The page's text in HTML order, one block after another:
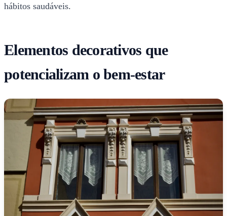
hábitos saudáveis.
Elementos decorativos que
potencializam o bem-estar